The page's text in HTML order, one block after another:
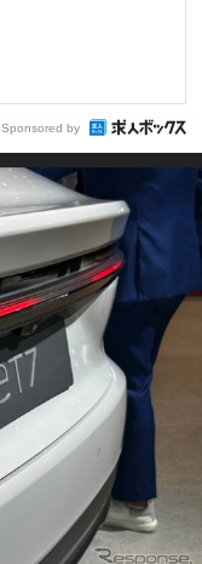
Sponsored by